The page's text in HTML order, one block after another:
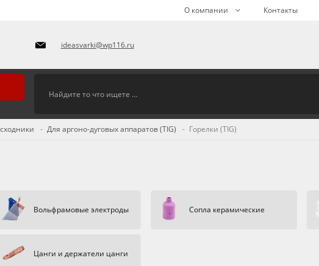
О компании Контакты
ideasvarki@wp116.ru
Для аргоно-дуговых аппаратов (TIG) Горелки (TIG)
Вольфрамовые электроды Сопла керамические
Цанги и держатели цанги